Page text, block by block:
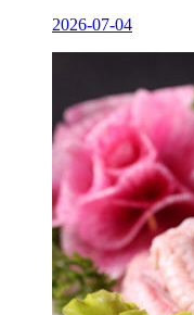
2026-07-04